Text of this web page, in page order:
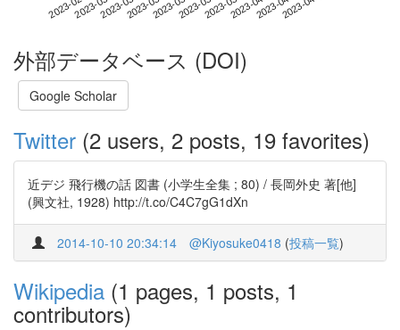
外部データベース (DOI)
Google Scholar
Twitter (2 users, 2 posts, 19 favorites)
近デジ 飛行機の話 図書 (小学生全集 ; 80) / 長岡外史 著[他]
(興文社, 1928) http://t.co/C4C7gG1dXn
2014-10-10 20:34:14 @Kiyosuke0418 (投稿一覧)
Wikipedia (1 pages, 1 posts, 1
contributors)